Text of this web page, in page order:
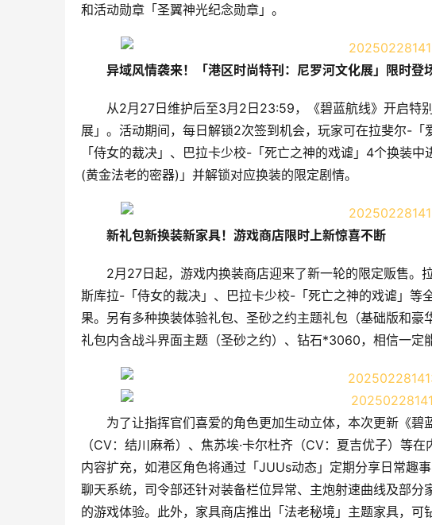
和活动勋章「圣翼神光纪念勋章」。
异域风情袭来！「港区时尚特刊：尼罗河文化展」限时登
从2月27日维护后至3月2日23:59，《碧蓝航线》开启特
展」。活动期间，每日解锁2次签到机会，玩家可在拉斐尔-
「侍女的裁决」、巴拉卡少校-「死亡之神的戏谑」4个换装
(黄金法老的密器)」并解锁对应换装的限定剧情。
新礼包新换装新家具！游戏商店限时上新惊喜不断
2月27日起，游戏内换装商店迎来了新一轮的限定贩售
斯库拉-「侍女的裁决」、巴拉卡少校-「死亡之神的戏谑」
果。另有多种换装体验礼包、圣砂之约主题礼包（基础版和
礼包内含战斗界面主题（圣砂之约）、钻石*3060，相信一定
为了让指挥官们喜爱的角色更加生动立体，本次更新《
（CV：结川麻希）、焦苏埃·卡尔杜齐（CV：夏吉优子）等
内容扩充，如港区角色将通过「JUUs动态」定期分享日常趣
聊天系统，司令部还针对装备栏位异常、主炮射速曲线及部
的游戏体验。此外，家具商店推出「法老秘境」主题家具，